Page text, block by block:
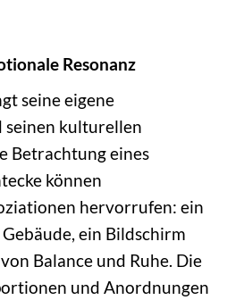
Resonanz
seine eigene
seinen kulturellen
Betrachtung eines
können
hervorrufen: ein
ein Bildschirm
Balance und Ruhe. Die
und Anordnungen